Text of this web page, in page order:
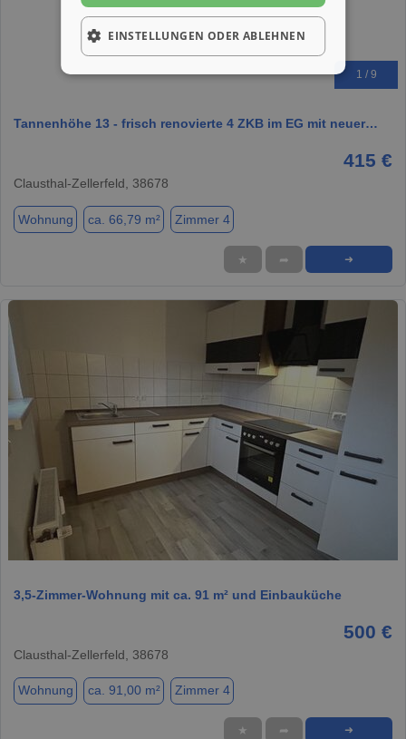
1 / 9
Tannenhöhe 13 - frisch renovierte 4 ZKB im EG mit neuer…
415 €
Clausthal-Zellerfeld, 38678
Wohnung ca. 66,79 m² Zimmer 4
★ ➦ ➜
3,5-Zimmer-Wohnung mit ca. 91 m² und Einbauküche
500 €
Clausthal-Zellerfeld, 38678
Wohnung ca. 91,00 m² Zimmer 4
★ ➦ ➜
EINSTELLUNGEN ODER ABLEHNEN